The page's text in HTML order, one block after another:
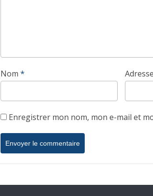
Nom *
Enregistrer mon nom, mon e-mail et